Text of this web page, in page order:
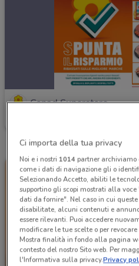
Conad Superstore
-2 GIORNI
Ci importa della tua privacy
Noi e i nostri 1014partner archiviamo
come i dati di navigazione gli o
Selezionando Accetto, abiliti le
supportino gli scopi mostrati alla
dati da fornire". Nel caso in cui queste
disabilitate, alcuni contenuti e
essere rilevanti. Puoi accedere
modificare le tue scelte o per
Mostra finalità in fondo alla pagina
contesto del nostro Sito web. Per
l'Informativa sulla privacy.Privacy